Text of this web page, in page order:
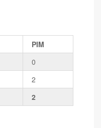
PIM
0
2
2